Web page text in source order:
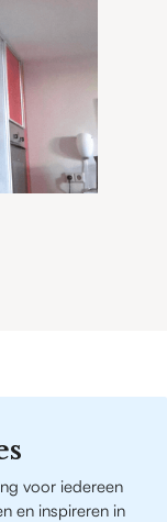
voor iedereen
en inspireren in